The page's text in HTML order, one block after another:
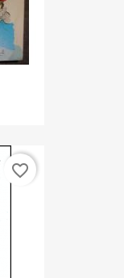
favorite_border